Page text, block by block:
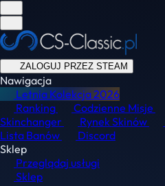
ZALOGUJ PRZEZ STEAM
Nawigacja
Letnia Kolekcja2026
Ranking
Codzienne Misje
Skinchanger
Rynek Skinów
Lista Banów
Discord
Sklep
Przeglądaj usługi
Sklep